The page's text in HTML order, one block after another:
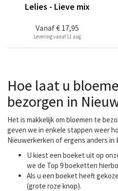
Vanaf€ 17,95
Lelies - Lieve mix
Levering vanaf 11 aug
Hoe laat u
bezorgen in
Het is makkelijk om bloemen te
geven we in enkele stappen weer
Nieuwerkerken of ergens anders in
U kiest een boeket uit op
we de Top 9 boeketten
Als u een boeket heeft
(grote roze knop).